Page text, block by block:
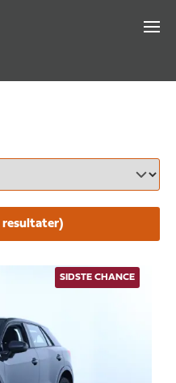
resultater)
SIDSTE CHANCE